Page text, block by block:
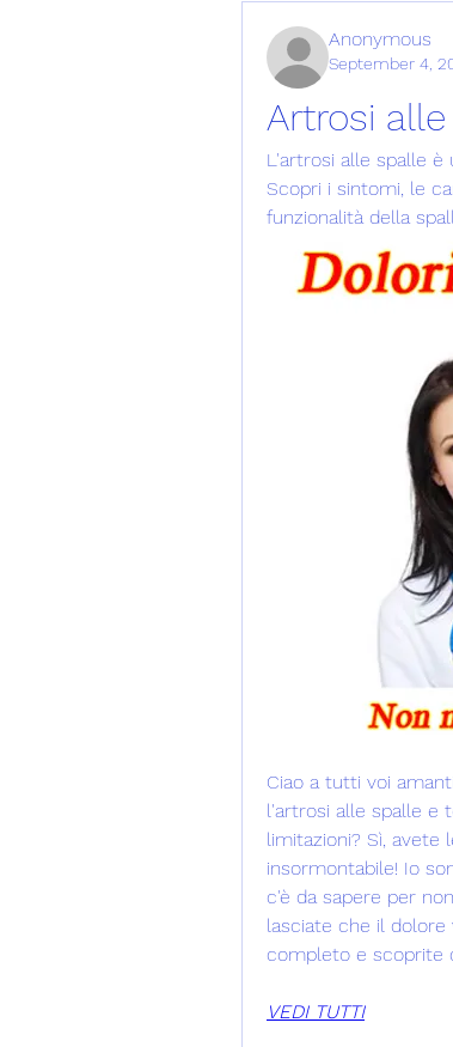
Anonymous
September 4,
Artrosi
L'artrosi alle spalle è
Scopri i sintomi, le
funzionalità della
Ciao a tutti voi
l'artrosi alle spalle e
limitazioni? Sì,
insormontabile! Io
c'è da sapere per
lasciate che il dolore
completo e scoprite
VEDI TUTTI